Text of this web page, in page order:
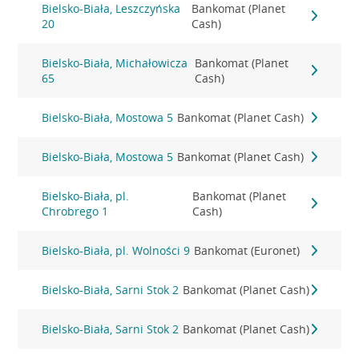
Bielsko-Biała, Leszczyńska
20
Bankomat (Planet
Cash)
Bielsko-Biała, Michałowicza
65
Bankomat (Planet
Cash)
Bielsko-Biała, Mostowa 5 Bankomat (Planet Cash)
Bielsko-Biała, Mostowa 5 Bankomat (Planet Cash)
Bielsko-Biała, pl.
Chrobrego 1
Bankomat (Planet
Cash)
Bielsko-Biała, pl. Wolności 9 Bankomat (Euronet)
Bielsko-Biała, Sarni Stok 2 Bankomat (Planet Cash)
Bielsko-Biała, Sarni Stok 2 Bankomat (Planet Cash)